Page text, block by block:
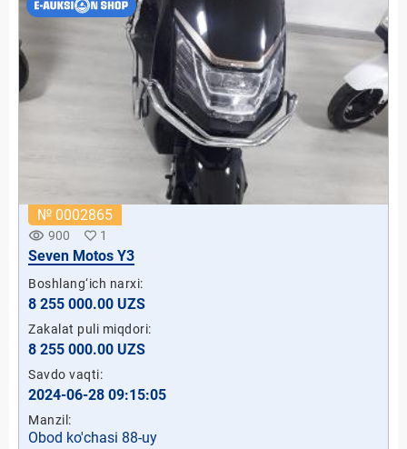
remove_red_eye 900 1
№ 0002865
Seven Motos Y3
Boshlang‘ich narxi:
8 255 000.00 UZS
Zakalat puli miqdori:
8 255 000.00 UZS
Savdo vaqti:
2024-06-28 09:15:05
Manzil:
Obod ko'chasi 88-uy